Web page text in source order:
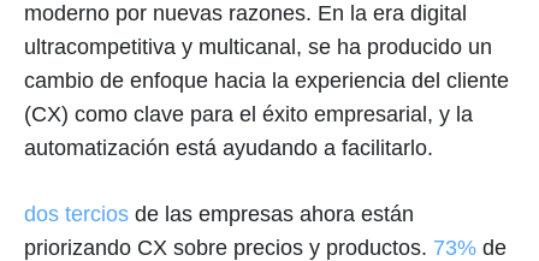
moderno por nuevas razones. En la era digital
ultracompetitiva y multicanal, se ha producido un
cambio de enfoque hacia la experiencia del cliente
(CX) como clave para el éxito empresarial, y la
automatización está ayudando a facilitarlo.
dos tercios de las empresas ahora están
priorizando CX sobre precios y productos. 73% de